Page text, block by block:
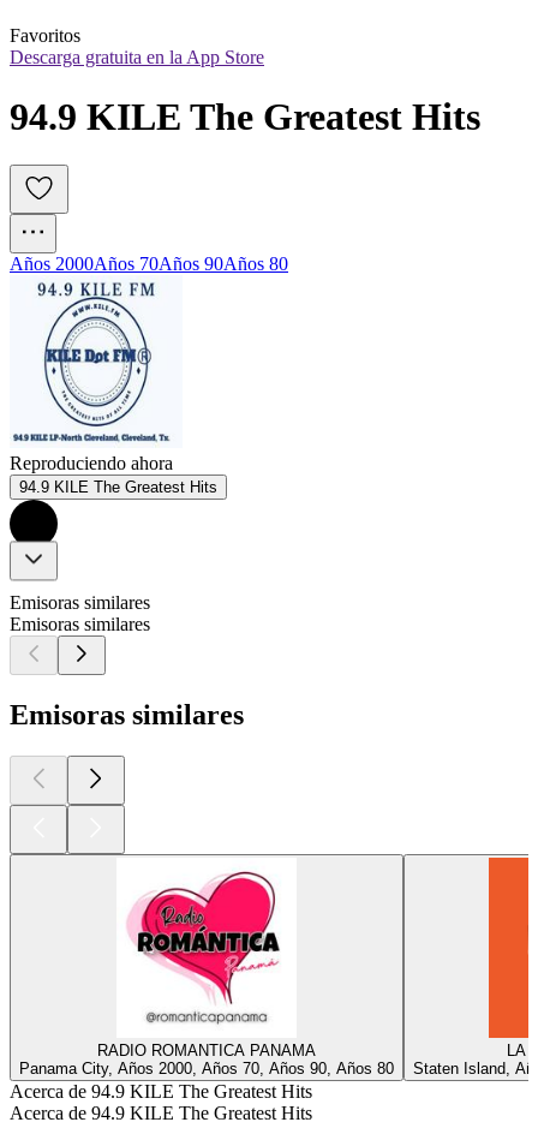
Favoritos
Descarga gratuita en la App Store
94.9 KILE The Greatest Hits
Años 2000Años 70Años 90Años 80
Reproduciendo ahora
94.9 KILE The Greatest Hits
Emisoras similares
Emisoras similares
Emisoras similares
RADIO ROMANTICA PANAMA
Panama City, Años 2000, Años 70, Años 90, Años 80
LA
Staten Island,
Acerca de 94.9 KILE The Greatest Hits
Acerca de 94.9 KILE The Greatest Hits